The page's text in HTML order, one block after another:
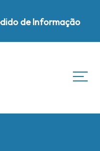
de Informação